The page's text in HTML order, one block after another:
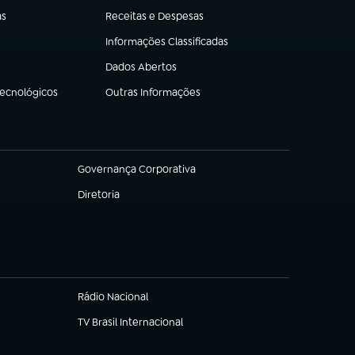
Receitas e Despesas
(abre em nova aba)
Informações Classificadas
(abre em nova aba)
Dados Abertos
(abre em nova aba)
Outras Informações
(abre em nova aba)
Governança Corporativa
(abre em nova aba)
Diretoria
(abre em nova aba)
Rádio Nacional
TV Brasil Internacional
(abre em nova aba)